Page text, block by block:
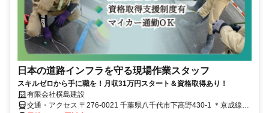
日本の道路インフラを守る現場作業スタッフ
スキルゼロから手に職を！月収31万円スタート＆資格取得あり！
有限会社横島建設
交通・アクセス 〒276-0021 千葉県八千代市下高野430-1 ＊京成線